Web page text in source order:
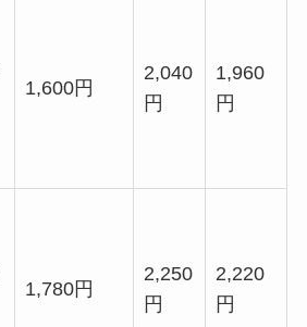
1,600円
2,040
円
1,960
円
1,780円
2,250
円
2,220
円